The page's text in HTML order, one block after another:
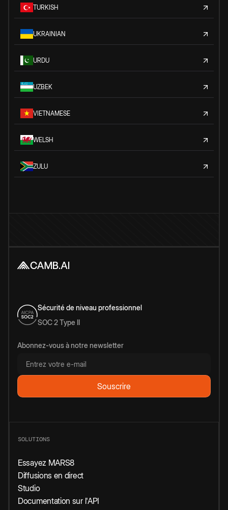
TURKISH
UKRAINIAN
URDU
UZBEK
VIETNAMESE
WELSH
ZULU
Sécurité de niveau professionnel
SOC 2 Type II
Abonnez-vous à notre newsletter
SOLUTIONS
Essayez MARS8
Diffusions en direct
Studio
Documentation sur l'API